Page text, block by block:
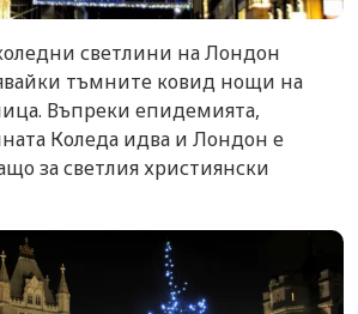
светлини на Лондон
тъмните ковид нощи на
Въпреки епидемията,
Коледа идва и Лондон е
за светлия християнски